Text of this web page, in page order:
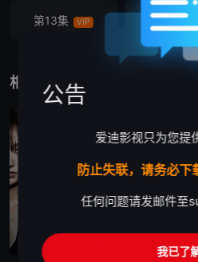
第13集 VIP 第14集
相关作品公告
爱迪影视只为您提
防止失联，请务必下
任何问题请发邮件至
我已了